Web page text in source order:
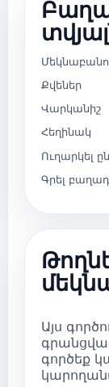
Քվեներ
Վարկանիշ
Հեղինակ
Ուղարկել
Գրել
Այս
գործեք